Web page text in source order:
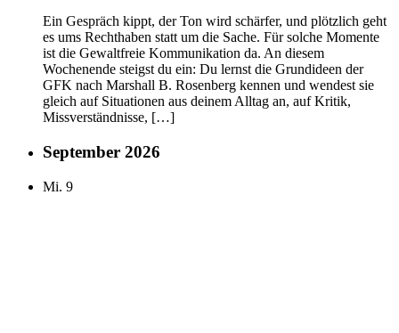
Ein Gespräch kippt, der Ton wird schärfer, und plötzlich geht
es ums Rechthaben statt um die Sache. Für solche Momente
ist die Gewaltfreie Kommunikation da. An diesem
Wochenende steigst du ein: Du lernst die Grundideen der
GFK nach Marshall B. Rosenberg kennen und wendest sie
gleich auf Situationen aus deinem Alltag an, auf Kritik,
Missverständnisse, […]
September 2026
Mi. 9